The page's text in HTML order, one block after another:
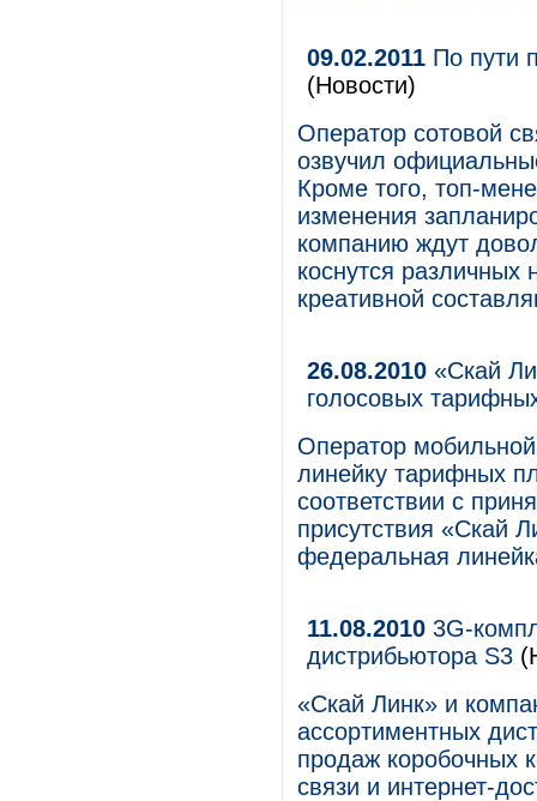
09.02.2011 По пути
(Новости)
Оператор сотовой
озвучил
Кроме того, топ-
изменения
компанию ждут
коснутся различных
креативной
26.08.2010 «Скай
голосовых
Оператор
линейку тарифных
соответствии с
присутствия «Скай
федеральная
11.08.2010 3G-
дистрибьютора S3
«Скай Линк» и
ассортиментных
продаж коробочных
связи и интернет-